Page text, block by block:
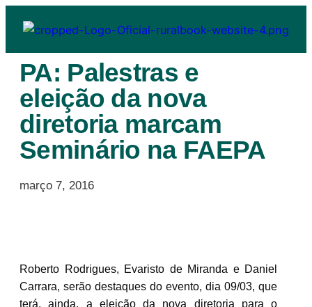
PA: Palestras e
eleição da nova
diretoria marcam
Seminário na FAEPA
março 7, 2016
Roberto Rodrigues, Evaristo de Miranda e Daniel
Carrara, serão destaques do evento, dia 09/03, que
terá, ainda, a eleição da nova diretoria para o